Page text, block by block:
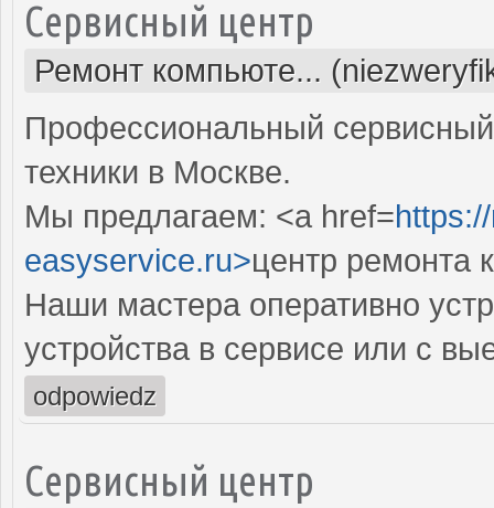
Сервисный центр
Ремонт компьюте...
Профессиональный
техники в Москве.
Мы предлагаем: <a href=
easyservice.ru>центр ремонта
Наши мастера оперативно
устройства в сервисе или с
odpowiedz
Сервисный центр